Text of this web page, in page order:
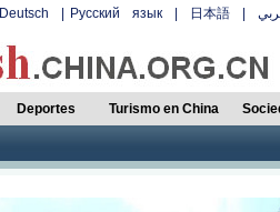
Deutsch Русский язык 日本語
Deportes Turismo en China